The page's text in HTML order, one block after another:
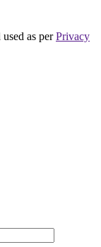
as perPrivacy